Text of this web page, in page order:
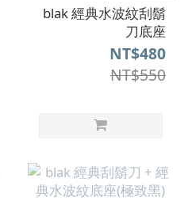
blak 經典水波紋刮鬍
刀底座
NT$480
NT$550